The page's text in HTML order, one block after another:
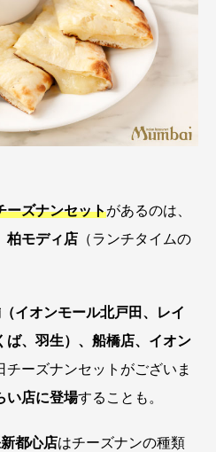
ーズナンセットがあるのは、
柏モディ店 （ランチタイムの
イオンモール北戸田、レイ
ば、羽生）、船橋店、イオン
チーズナンセットがございま
い店に登場することも。
都心店はチーズナンの種類